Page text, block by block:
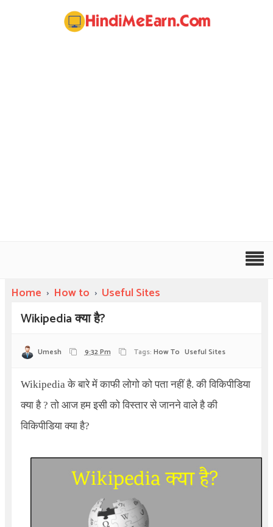
Home › How to › Useful Sites
Wikipedia क्या है?
Umesh 9:32 Pm Tags: How To Useful Sites
Wikipediaके बारे में काफी लोगो को पता नहीं है. की विकिपीडिया
क्या है ? तो आज हम इसी को विस्तार से जानने वाले है की
विकिपीडिया क्या है?